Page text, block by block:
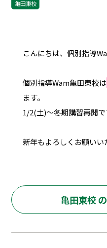
亀田東校
こんにちは、個別指導
個別指導Wam亀田東校は
ます。
1/2(土)～冬期講習再開
新年もよろしくお願いい
亀田東校